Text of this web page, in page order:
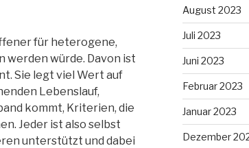
für heterogene,
werden würde. Davon ist
Sie legt viel Wert auf
Lebenslauf,
kommt, Kriterien, die
Jeder ist also selbst
unterstützt und dabei
August 2023
Juli 2023
Juni 2023
Februar 2023
Januar 2023
Dezember